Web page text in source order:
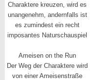
Charaktere kreuzen, wird es
unangenehm, andernfalls ist
es zumindest ein recht
imposantes Naturschauspiel
Ameisen on the Run
Der Weg der Charaktere wird
von einer Ameisenstraße